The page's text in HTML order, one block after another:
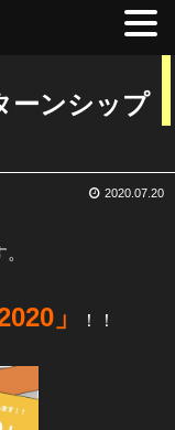
ーンシップ
2020.07.20
」 ！！